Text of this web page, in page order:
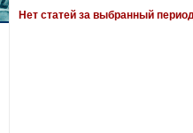
Нет статей за выбранный